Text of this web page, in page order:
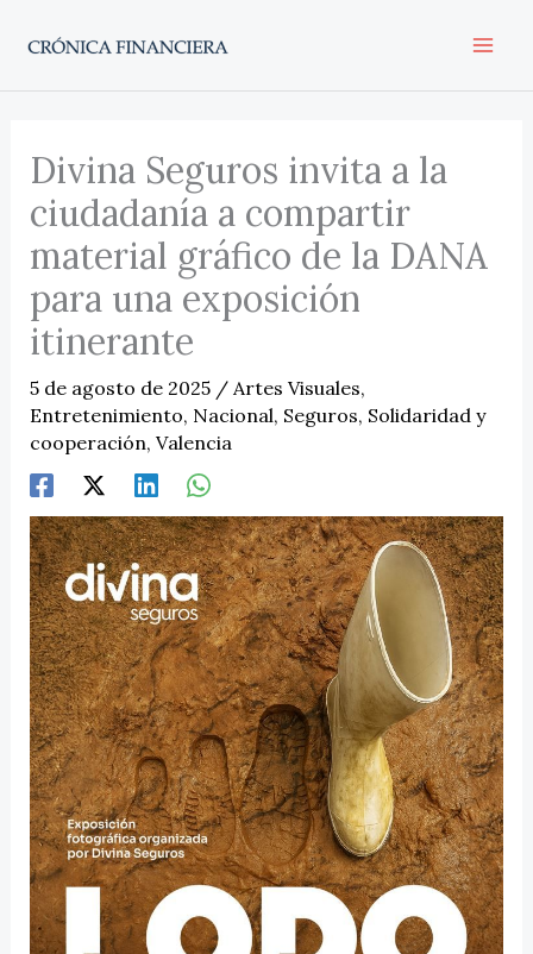
Divina Seguros invita a la
ciudadanía a compartir
material gráfico de la DANA
para una exposición
itinerante
5 de agosto de 2025 / Artes Visuales,
Entretenimiento, Nacional, Seguros, Solidaridad y
cooperación, Valencia